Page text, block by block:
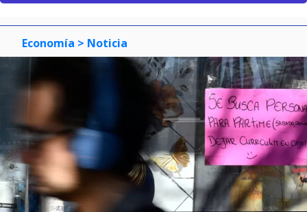
Economía > Noticia